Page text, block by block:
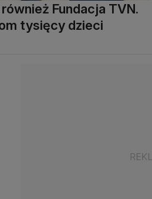
Fundacja TVN.
tysięcy dzieci